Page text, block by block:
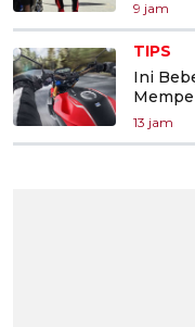
9 jam
TIPS
Ini
13 jam